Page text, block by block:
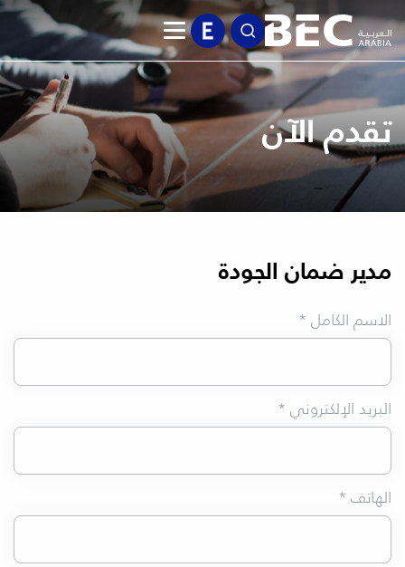
تقدم الآن
مدير ضمان الجودة
الاسم الكامل *
البريد الإلكتروني *
الهاتف *